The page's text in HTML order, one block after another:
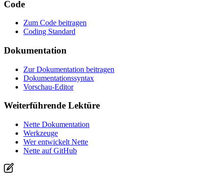
Code
Zum Code beitragen
Coding Standard
Dokumentation
Zur Dokumentation beitragen
Dokumentationssyntax
Vorschau-Editor
Weiterführende Lektüre
Nette Dokumentation
Werkzeuge
Wer entwickelt Nette
Nette auf GitHub